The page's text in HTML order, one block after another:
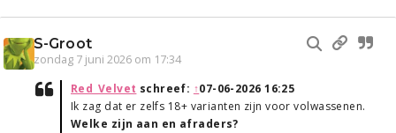
S-Groot
zondag 7 juni 2026 om 17:34
Red_Velvet schreef: ↑07-06-2026 16:25
Ik zag dat er zelfs 18+ varianten zijn voor volwassenen.
Welke zijn aan en afraders?